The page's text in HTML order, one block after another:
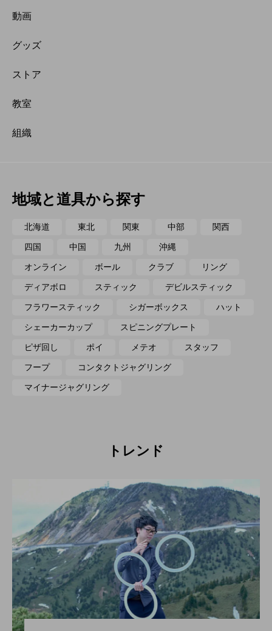
動画
グッズ
ストア
教室
組織
地域と道具から探す
北海道 東北 関東 中部 関西
四国 中国 九州 沖縄
オンライン ボール クラブ リング
ディアボロ スティック デビルスティック
フラワースティック シガーボックス ハット
シェーカーカップ スピニングプレート
ピザ回し ポイ メテオ スタッフ
フープ コンタクトジャグリング
マイナージャグリング
トレンド